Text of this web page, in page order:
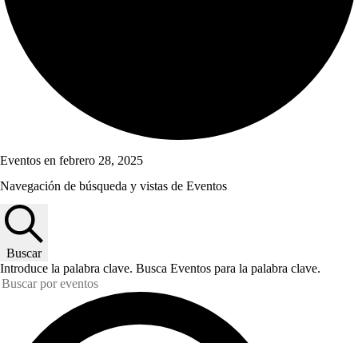
Eventos en febrero 28, 2025
Navegación de búsqueda y vistas de Eventos
Buscar
Introduce la palabra clave. Busca Eventos para la palabra clave.